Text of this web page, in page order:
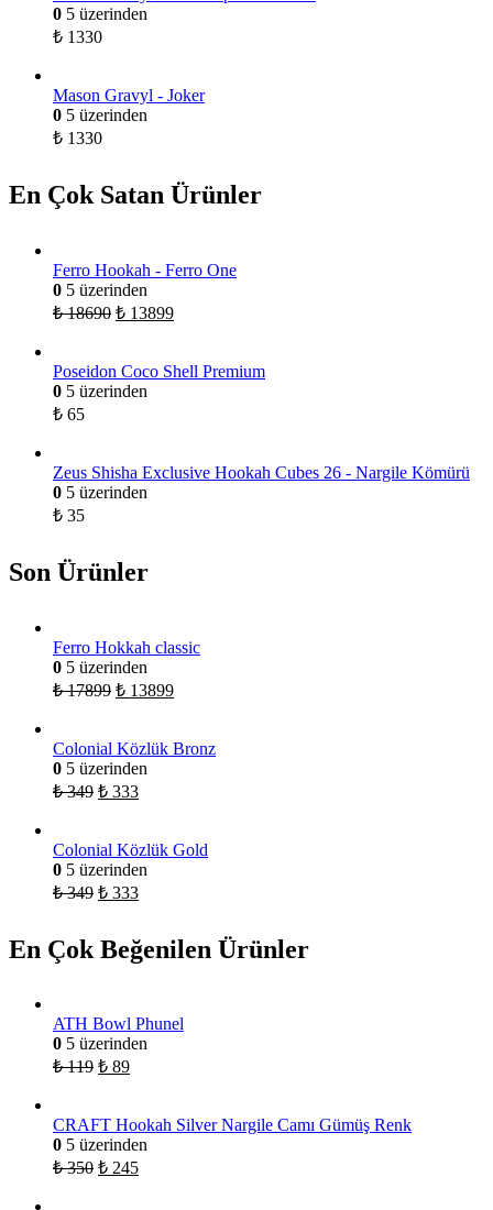
0 5 üzerinden
₺ 1330
Mason Gravyl - Joker
0 5 üzerinden
₺ 1330
En Çok Satan Ürünler
Ferro Hookah - Ferro One
0 5 üzerinden
₺18690 ₺ 13899
Poseidon Coco Shell Premium
0 5 üzerinden
₺ 65
Zeus Shisha Exclusive Hookah Cubes 26 - Nargile Kömürü
0 5 üzerinden
₺ 35
Son Ürünler
Ferro Hokkah classic
0 5 üzerinden
₺17899 ₺ 13899
Colonial Közlük Bronz
0 5 üzerinden
₺349 ₺ 333
Colonial Közlük Gold
0 5 üzerinden
₺349 ₺ 333
En Çok Beğenilen Ürünler
ATH Bowl Phunel
0 5 üzerinden
₺119 ₺ 89
CRAFT Hookah Silver Nargile Camı Gümüş Renk
0 5 üzerinden
₺350 ₺ 245